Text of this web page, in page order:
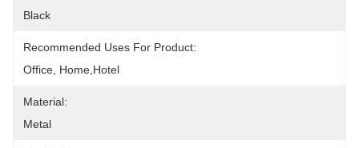
Black
Recommended Uses For Product:
Office, Home,Hotel
Material:
Metal